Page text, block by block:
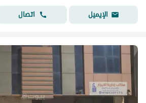
الإيميل
اتصال